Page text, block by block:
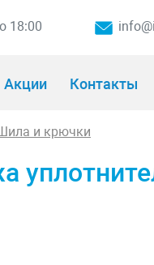
18:00
Акции Контакты
и крючки